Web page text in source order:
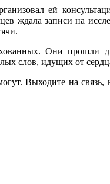
ей
ждала записи на
Они прошли
слов, идущих от
Выходите на связь,